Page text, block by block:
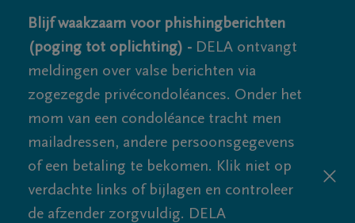
Blijf waakzaam voor phishingberichten
(poging tot oplichting) - DELA ontvangt
meldingen over valse berichten via
zogezegde privécondoléances. Onder het
mom van een condoléance tracht men
mailadressen, andere persoonsgegevens
of een betaling te bekomen. Klik niet op
verdachte links of bijlagen en controleer
de afzender zorgvuldig. DELA